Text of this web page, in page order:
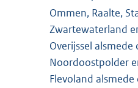
Ommen, Raalte,
Zwartewaterland
Overijssel
Noordoostpolder
Flevoland